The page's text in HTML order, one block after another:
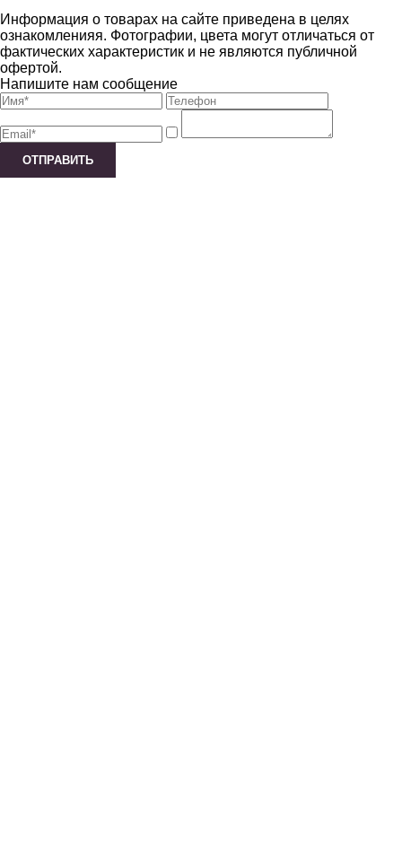
Информация о товарах на сайте приведена в целях
ознакомленияя. Фотографии, цвета могут отличаться от
фактических характеристик и не являются публичной
офертой.
Напишите нам сообщение
ОТПРАВИТЬ